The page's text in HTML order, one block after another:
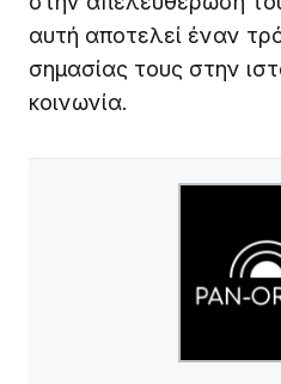
αυτή αποτελεί έναν
σημασίας τους στην
κοινωνία.